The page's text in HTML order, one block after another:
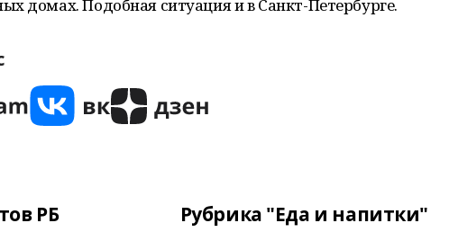
домах. Подобная ситуация и в Санкт-Петербурге.
РБ Рубрика "Еда и напитки"